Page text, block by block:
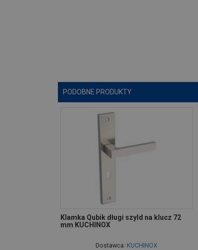
PODOBNE PRODUKTY
Klamka Qubik długi szyld na klucz 72
mm KUCHINOX
Dostawca: KUCHINOX